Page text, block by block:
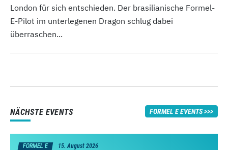
London für sich entschieden. Der brasilianische Formel-
E-Pilot im unterlegenen Dragon schlug dabei
überraschen...
NÄCHSTE EVENTS FORMEL E EVENTS
FORMEL E 15. August 2026